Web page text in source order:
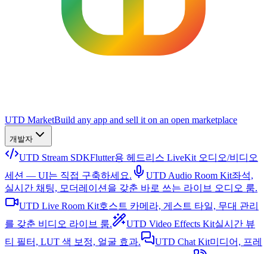
UTD MarketBuild any app and sell it on an open marketplace
개발자
UTD Stream SDKFlutter용 헤드리스 LiveKit 오디오/비디오
세션 — UI는 직접 구축하세요.
UTD Audio Room Kit좌석,
실시간 채팅, 모더레이션을 갖춘 바로 쓰는 라이브 오디오 룸.
UTD Live Room Kit호스트 카메라, 게스트 타일, 무대 관리
를 갖춘 비디오 라이브 룸.
UTD Video Effects Kit실시간 뷰
티 필터, LUT 색 보정, 얼굴 효과.
UTD Chat Kit미디어, 프레